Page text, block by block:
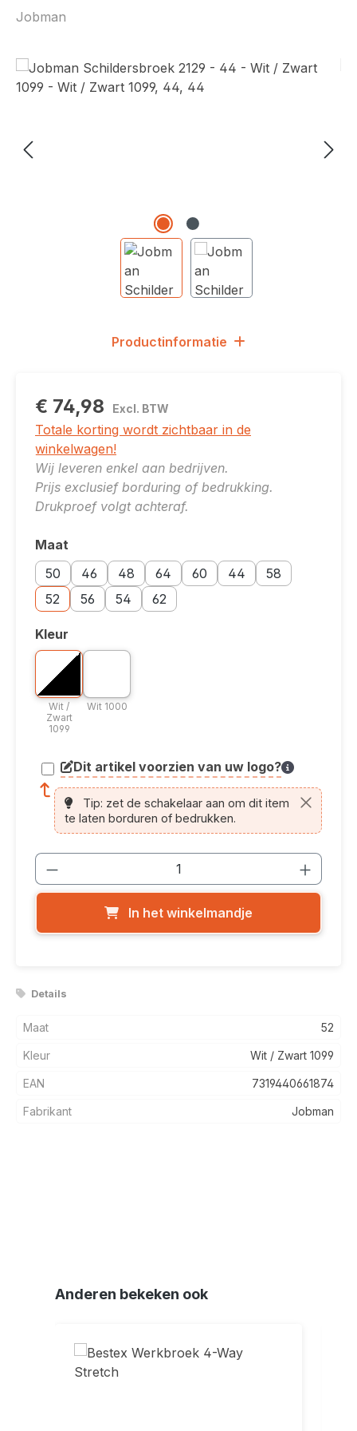
Jobman
Afbeeldingengalerij overslaan
Productinformatie
€ 74,98 Excl. BTW
Totale korting wordt zichtbaar in de
winkelwagen!
Wij leveren enkel aan bedrijven.
Prijs exclusief borduring of bedrukking.
Drukproef volgt achteraf.
Selecteer
Maat
50
Maatoptie: 50
46
Maatoptie: 46
48
Maatoptie: 48
64
Maatoptie: 64
60
Maatoptie: 60
44
Maatoptie: 44
58
Maatoptie: 58
52
Maatoptie: 52
56
Maatoptie: 56
54
Maatoptie: 54
62
Maatoptie: 62
Selecteer
Kleur
Bicolor optie: Wit / Zwart 1099
Wit /
Zwart
1099
Kleuroptie: Wit 1000
Wit 1000
Dit artikel voorzien van uw logo?
article.printing.helptext
Tip: zet de schakelaar aan om dit item
te laten borduren of bedrukken.
Producthoeveelheid: Voer de
In het winkelmandje
Details
Maat 52
Kleur Wit / Zwart 1099
EAN 7319440661874
Fabrikant Jobman
Productgalerij overslaan
Anderen bekeken ook